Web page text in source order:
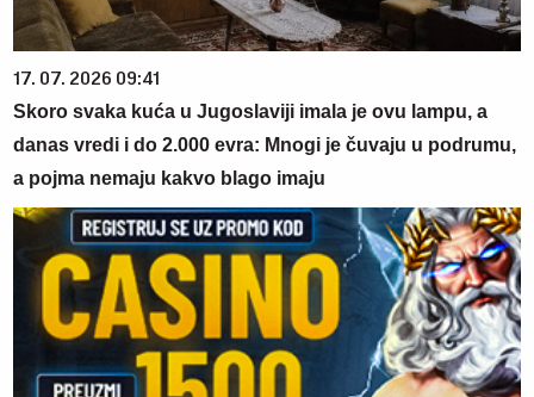
17. 07. 2026 09:41
Skoro svaka kuća u Jugoslaviji imala je ovu lampu, a
danas vredi i do 2.000 evra: Mnogi je čuvaju u podrumu,
a pojma nemaju kakvo blago imaju